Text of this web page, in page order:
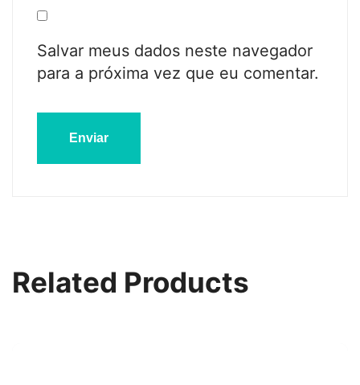
Salvar meus dados neste navegador
para a próxima vez que eu comentar.
Related Products